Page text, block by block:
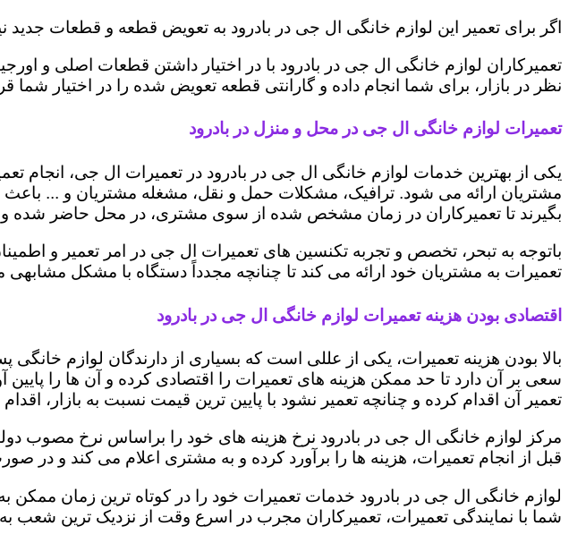
اگر برای تعمیر این لوازم خانگی ال جی در بادرود به تعویض قطعه و قطعات جدید
تعمیرکاران لوازم خانگی ال جی در بادرود با در اختیار داشتن قطعات اصلی و
نظر در بازار، برای شما انجام داده و گارانتی قطعه تعویض شده را در اختیار شما
تعمیرات لوازم خانگی ال جی در محل و منزل در بادرود
یکی از بهترین خدمات لوازم خانگی ال جی در بادرود در تعمیرات ال جی،
مشتریان ارائه می شود. ترافیک، مشکلات حمل و نقل، مشغله مشتریان و ...
بگیرند تا تعمیرکاران در زمان مشخص شده از سوی مشتری، در محل حاضر شده و
باتوجه به تبحر، تخصص و تجربه تکنسین های تعمیرات ال جی در امر تعمیر و
تعمیرات به مشتریان خود ارائه می کند تا چنانچه مجدداً دستگاه با مشکل
اقتصادی بودن هزینه تعمیرات لوازم خانگی ال جی در بادرود
بالا بودن هزینه تعمیرات، یکی از عللی است که بسیاری از دارندگان لوازم
سعی بر آن دارد تا حد ممکن هزینه های تعمیرات را اقتصادی کرده و آن ها را
تعمیر آن اقدام کرده و چنانچه تعمیر نشود با پایین ترین قیمت نسبت به بازار،
مرکز لوازم خانگی ال جی در بادرود نرخ هزینه های خود را براساس نرخ مصوب
قبل از انجام تعمیرات، هزینه ها را برآورد کرده و به مشتری اعلام می کند و
لوازم خانگی ال جی در بادرود خدمات تعمیرات خود را در کوتاه ترین زمان
شما با نمایندگی تعمیرات، تعمیرکاران مجرب در اسرع وقت از نزدیک ترین